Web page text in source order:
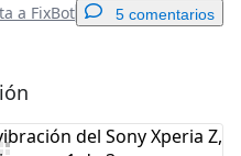
a FixBot 5 comentarios